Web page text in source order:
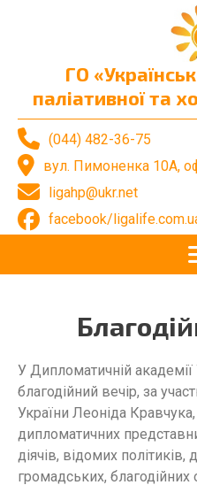
ГО
паліативної та
(044) 482-36-75
вул. Пимоненка 10А,
ligahp@ukr.net
facebook/
У Дипломатичній академії
благодійний вечір, за
України Леоніда
дипломатичних
діячів, відомих
громадських, благодійних